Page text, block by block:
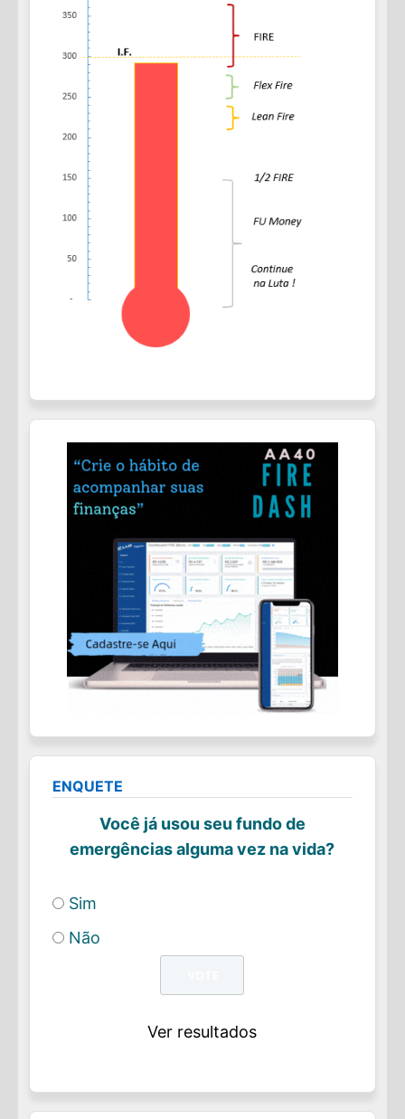
ENQUETE
Você já usou seu fundo de
emergências alguma vez na vida?
Sim
Não
Ver resultados